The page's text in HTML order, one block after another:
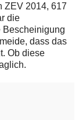
ZEV 2014, 617
die
Bescheinigung
dass das
Ob diese